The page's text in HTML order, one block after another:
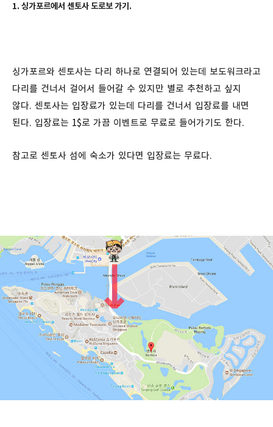
1. 싱가포르에서 센토사 도로보 가기.
싱가포르와 센토사는 다리 하나로 연결되어 있는데 보도워크라고
다리를 건너서 걸어서 들어갈 수 있지만 별로 추천하고 싶지
않다. 센토사는 입장료가 있는데 다리를 건너서 입장료를 내면
된다. 입장료는 1$로 가끔 이벤트로 무료로 들어가기도 한다.
참고로 센토사 섬에 숙소가 있다면 입장료는 무료다.